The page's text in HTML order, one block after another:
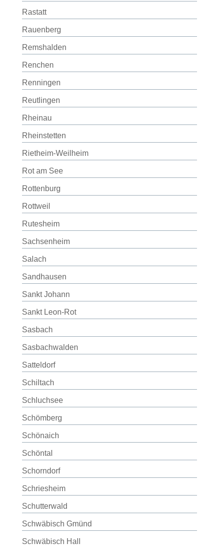
Rastatt
Rauenberg
Remshalden
Renchen
Renningen
Reutlingen
Rheinau
Rheinstetten
Rietheim-Weilheim
Rot am See
Rottenburg
Rottweil
Rutesheim
Sachsenheim
Salach
Sandhausen
Sankt Johann
Sankt Leon-Rot
Sasbach
Sasbachwalden
Satteldorf
Schiltach
Schluchsee
Schömberg
Schönaich
Schöntal
Schorndorf
Schriesheim
Schutterwald
Schwäbisch Gmünd
Schwäbisch Hall